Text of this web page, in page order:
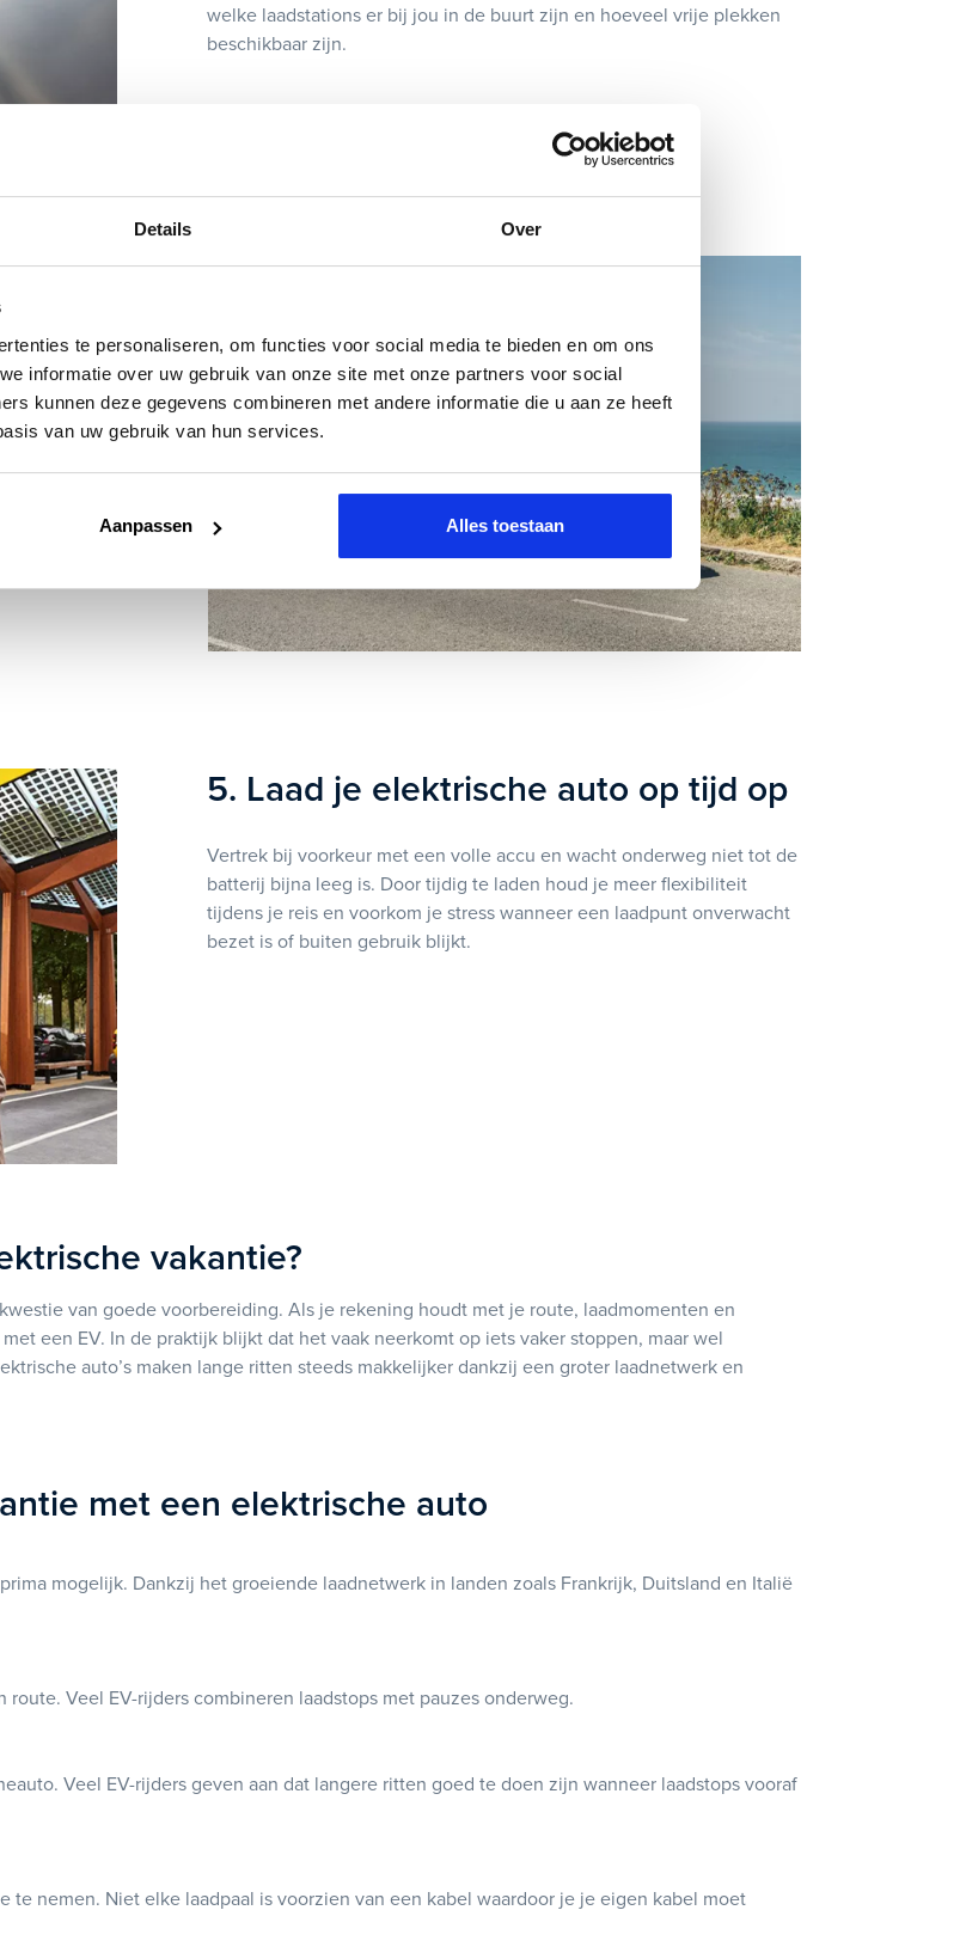
Details Over
te personaliseren, om functies voor social media te bieden en om ons
informatie over uw gebruik van onze site met onze partners voor social
kunnen deze gegevens combineren met andere informatie die u aan ze heeft
van uw gebruik van hun services.
Aanpassen Alles toestaan
welke laadstations er bij jou in de buurt zijn en hoeveel vrije plekken
beschikbaar zijn.
verbruik
helpen om
of in
5. Laad je elektrische auto op tijd op
Vertrek bij voorkeur met een volle accu en wacht onderweg niet tot de
batterij bijna leeg is. Door tijdig te laden houd je meer flexibiliteit
tijdens je reis en voorkom je stress wanneer een laadpunt onverwacht
bezet is of buiten gebruik blijkt.
vakantie?
van goede voorbereiding. Als je rekening houdt met je route, laadmomenten en
een EV. In de praktijk blijkt dat het vaak neerkomt op iets vaker stoppen, maar wel
auto’s maken lange ritten steeds makkelijker dankzij een groter laadnetwerk en
met een elektrische auto
mogelijk. Dankzij het groeiende laadnetwerk in landen zoals Frankrijk, Duitsland en Italië
Veel EV-rijders combineren laadstops met pauzes onderweg.
Veel EV-rijders geven aan dat langere ritten goed te doen zijn wanneer laadstops vooraf
te nemen. Niet elke laadpaal is voorzien van een kabel waardoor je je eigen kabel moet